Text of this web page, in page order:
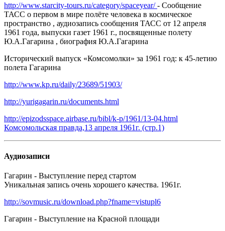
http://www.starcity-tours.ru/category/spaceyear/- Сообщение
ТАСС о первом в мире полёте человека в космическое
пространство , аудиозапись сообщения ТАСС от 12 апреля
1961 года, выпуски газет 1961 г., посвященные полету
Ю.А.Гагарина , биография Ю.А.Гагарина
Исторический выпуск «Комсомолки» за 1961 год: к 45-летию
полета Гагарина
http://www.kp.ru/daily/23689/51903/
http://yurigagarin.ru/documents.html
http://epizodsspace.airbase.ru/bibl/k-p/1961/13-04.html
Комсомольская правда,13 апреля 1961г. (стр.1)
Аудиозаписи
Гагарин - Выступление перед стартом
Уникальная запись очень хорошего качества. 1961г.
http://sovmusic.ru/download.php?fname=vistupl6
Гагарин - Выступление на Красной площади